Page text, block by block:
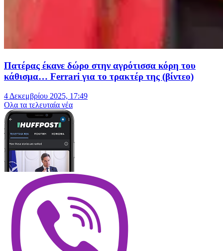
Πατέρας έκανε δώρο στην αγρότισσα κόρη του
κάθισμα… Ferrari για το τρακτέρ της (βίντεο)
4 Δεκεμβρίου 2025, 17:49
Oλα τα τελευταία νέα